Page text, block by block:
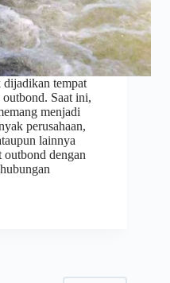
tempat
Saat ini,
menjadi
perusahaan,
lainnya
outbond dengan